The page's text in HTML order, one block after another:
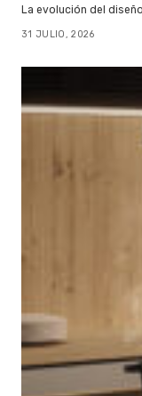
La evolución del
31 JULIO, 2026